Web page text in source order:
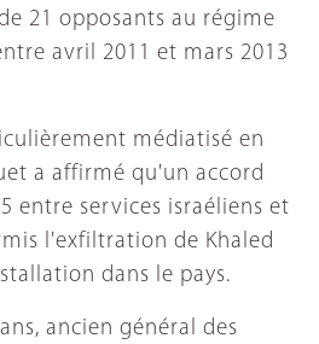
21 opposants au régime
avril 2011 et mars 2013
médiatisé en
a affirmé qu'un accord
entre services israéliens et
l'exfiltration de Khaled
dans le pays.
ancien général des